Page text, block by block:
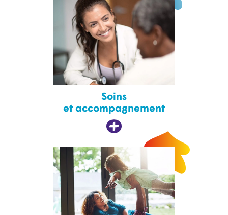
Soins
et accompagnement